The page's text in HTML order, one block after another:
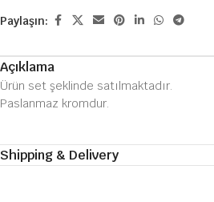
Paylaşın:
Açıklama
Ürün set şeklinde satılmaktadır.
Paslanmaz kromdur.
Shipping & Delivery